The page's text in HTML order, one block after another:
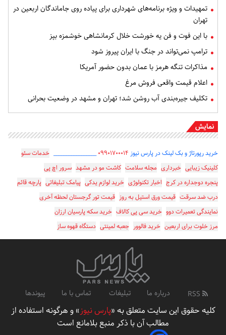
تمهیدات و ویژه برنامه‌های شهرداری برای پیاده روی جاماندگان اربعین در
تهران
با این فوت و فن یه خورشت خلال کرمانشاهی خوشمزه بپز
ترامپ نمی‌تواند در جنگ با ایران پیروز شود
مذاکرات تنگه هرمز با عمان بدون حضور آمریکا
اعلام قیمت واقعی فروش مرغ
تکلیف جیره‌بندی آب روشن شد؛ تهران و مشهد در وضعیت بحرانی
نمایش
خرید رپورتاژ و بک لینک در پارس نیوز ۰۹۹۰۱۷۰۰۰۱۴_________________ خدمات سئو
کلینیک زیبایی خبرداری مجله سلامت کاشت مو در مشهد سرور اچ پی
پنجره دوجداره در کرج اخبار تکنولوژی خرید لوازم یدکی پیامک تبلیغاتی پارچه قائم
درب ضد سرقت قیمت ورق استیل به روز قیمت تور گرجستان لحظه آخری
نمایندگی تعمیرات دوو خرید سی پی کالاف خرید سکه پارسیان ارزان
مرز خلوت برای اربعین خرید فالوور جعبه لمینتی دستگاه قهوه ساز
درباره ما تبلیغات تماس با ما پیوندها
کلیه حقوق این سایت متعلق به «پارس نیوز» و هرگونه استفاده از
مطالب آن با ذکر منبع بلامانع است